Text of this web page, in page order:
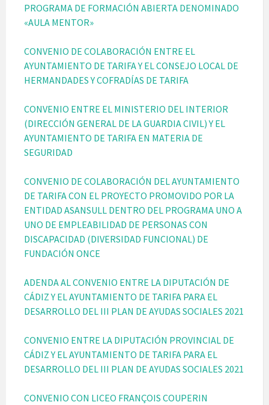
PROGRAMA DE FORMACIÓN ABIERTA DENOMINADO
«AULA MENTOR»
CONVENIO DE COLABORACIÓN ENTRE EL
AYUNTAMIENTO DE TARIFA Y EL CONSEJO LOCAL DE
HERMANDADES Y COFRADÍAS DE TARIFA
CONVENIO ENTRE EL MINISTERIO DEL INTERIOR
(DIRECCIÓN GENERAL DE LA GUARDIA CIVIL) Y EL
AYUNTAMIENTO DE TARIFA EN MATERIA DE
SEGURIDAD
CONVENIO DE COLABORACIÓN DEL AYUNTAMIENTO
DE TARIFA CON EL PROYECTO PROMOVIDO POR LA
ENTIDAD ASANSULL DENTRO DEL PROGRAMA UNO A
UNO DE EMPLEABILIDAD DE PERSONAS CON
DISCAPACIDAD (DIVERSIDAD FUNCIONAL) DE
FUNDACIÓN ONCE
ADENDA AL CONVENIO ENTRE LA DIPUTACIÓN DE
CÁDIZ Y EL AYUNTAMIENTO DE TARIFA PARA EL
DESARROLLO DEL III PLAN DE AYUDAS SOCIALES 2021
CONVENIO ENTRE LA DIPUTACIÓN PROVINCIAL DE
CÁDIZ Y EL AYUNTAMIENTO DE TARIFA PARA EL
DESARROLLO DEL III PLAN DE AYUDAS SOCIALES 2021
CONVENIO CON LICEO FRANÇOIS COUPERIN